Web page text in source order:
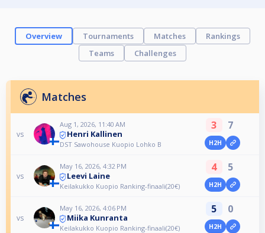
Overview Tournaments Matches
Rankings
Teams
Challenges
Matches
vs
Aug 1, 2026, 11:40 AM
Henri Kallinen
DST Sawohouse Kuopio Lohko B
3 7
H2H
vs
May 16, 2026, 4:32 PM
Leevi Laine
Keilakukko Kuopio Ranking-finaali(20€)
4 5
H2H
vs
May 16, 2026, 4:06 PM
Miika Kunranta
Keilakukko Kuopio Ranking-finaali(20€)
5 0
H2H